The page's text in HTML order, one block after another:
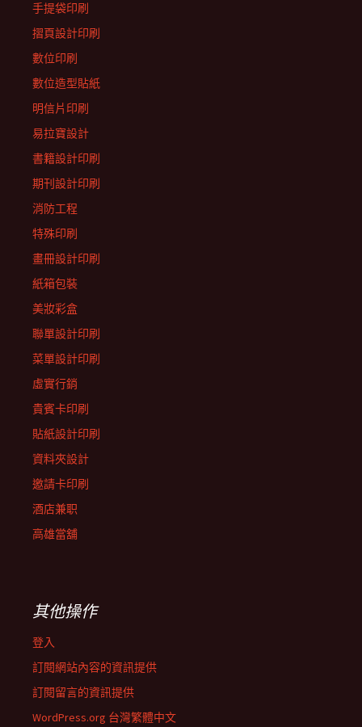
手提袋印刷
摺頁設計印刷
數位印刷
數位造型貼紙
明信片印刷
易拉寶設計
書籍設計印刷
期刊設計印刷
消防工程
特殊印刷
畫冊設計印刷
紙箱包裝
美妝彩盒
聯單設計印刷
菜單設計印刷
虛實行銷
貴賓卡印刷
貼紙設計印刷
資料夾設計
邀請卡印刷
酒店兼职
高雄當舖
其他操作
登入
訂閱網站內容的資訊提供
訂閱留言的資訊提供
WordPress.org 台灣繁體中文